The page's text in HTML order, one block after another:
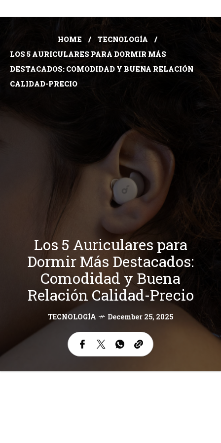
HOME
TECNOLOGÍA
LOS 5 AURICULARES PARA DORMIR MÁS
DESTACADOS: COMODIDAD Y BUENA RELACIÓN
CALIDAD-PRECIO
Los 5 Auriculares para
Dormir Más Destacados:
Comodidad y Buena
Relación Calidad-Precio
TECNOLOGÍA December 25, 2025